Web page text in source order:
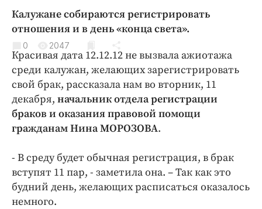
Авто и транспорт
Благоустройство
Криминал
Культура
Недвижимость и ЖКХ
Образование
Общество
Погода
Происшествия
Спорт
Экономика и бизнес
Калужане собираются регистрировать
отношения и в день «конца света».
0 2047
Красивая дата 12.12.12 не вызвала ажиотажа
среди калужан, желающих зарегистрировать
свой брак, рассказала нам во вторник, 11
декабря, начальник отдела регистрации
браков и оказания правовой помощи
гражданам Нина МОРОЗОВА.
- В среду будет обычная регистрация, в брак
вступят 11 пар, - заметила она. – Так как это
будний день, желающих расписаться оказалось
немного.